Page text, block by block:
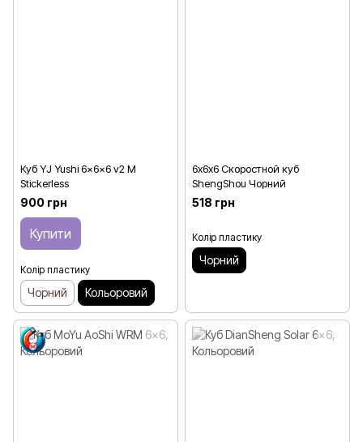
Куб YJ Yushi 6x6x6 v2 M
Stickerless
900 грн
Купити
Колір пластику
Чорний Кольоровий
6х6х6 Скоростной куб
ShengShou Чорний
518 грн
Колір пластику
Чорний